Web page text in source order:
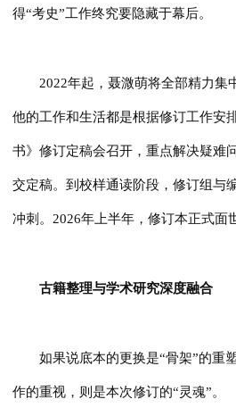
得“考史”工作终究要隐藏于幕后。
2022年起，聂溦萌将全部精力集
他的工作和生活都是根据修订工作安
书》修订定稿会召开，重点解决疑难
交定稿。到校样通读阶段，修订组与
冲刺。2026年上半年，修订本正式面
古籍整理与学术研究深度融合
如果说底本的更换是“骨架”的重
作的重视，则是本次修订的“灵魂”。